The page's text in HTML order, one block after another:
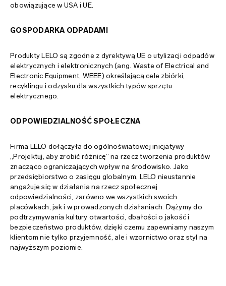
obowiązujące w USA i UE.
GOSPODARKA ODPADAMI
Produkty LELO są zgodne z dyrektywą UE o utylizacji odpadów
elektrycznych i elektronicznych (ang. Waste of Electrical and
Electronic Equipment, WEEE) określającą cele zbiórki,
recyklingu i odzysku dla wszystkich typów sprzętu
elektrycznego.
ODPOWIEDZIALNOŚĆ SPOŁECZNA
Firma LELO dołączyła do ogólnoświatowej inicjatywy
„Projektuj, aby zrobić różnicę” na rzecz tworzenia produktów
znacząco ograniczających wpływ na środowisko. Jako
przedsiębiorstwo o zasięgu globalnym, LELO nieustannie
angażuje się w działania na rzecz społecznej
odpowiedzialności, zarówno we wszystkich swoich
placówkach, jak i w prowadzonych działaniach. Dążymy do
podtrzymywania kultury otwartości, dbałości o jakość i
bezpieczeństwo produktów, dzięki czemu zapewniamy naszym
klientom nie tylko przyjemność, ale i wzornictwo oraz styl na
najwyższym poziomie.